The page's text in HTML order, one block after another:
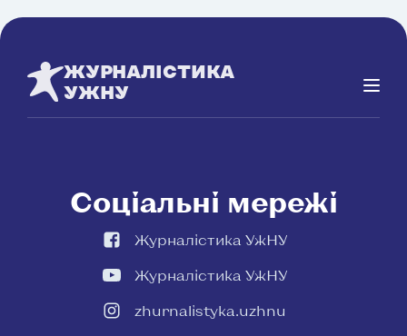
ЖУРНАЛІСТИКА
УЖНУ
Соціальні мережі
Журналістика УжНУ
Журналістика УжНУ
zhurnalistyka.uzhnu